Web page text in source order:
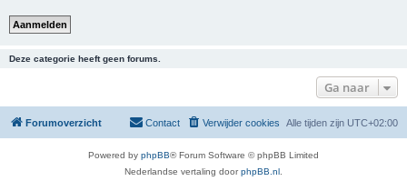
Deze categorie heeft geen forums.
Ga naar
Forumoverzicht Alle tijden zijn UTC+02:00
Verwijder cookies
Contact
Powered by phpBB® Forum Software © phpBB Limited
Nederlandse vertaling doorphpBB.nl